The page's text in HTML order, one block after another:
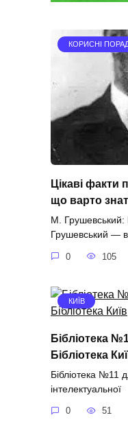
КОРИСНІ
Цікаві факти
що варто
М. Грушевський:
Грушевський —
0 105
КИЇВ
Бібліотека
Бібліотека
Бібліотека №11
інтелектуальної
0 51